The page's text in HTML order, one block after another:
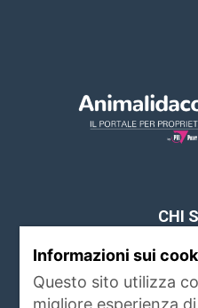
CHI
soddisfa le esigenze
trait d'union tra
Informazioni sui
Questo sito utilizza
migliore esperienza